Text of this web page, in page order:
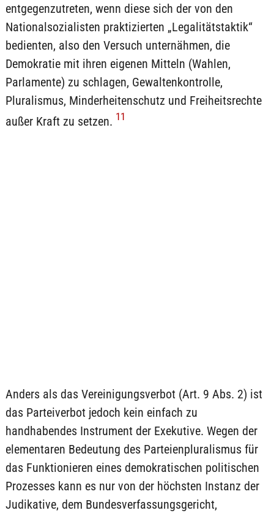
entgegenzutreten, wenn diese sich der von den
Nationalsozialisten praktizierten „Legalitätstaktik“
bedienten, also den Versuch unternähmen, die
Demokratie mit ihren eigenen Mitteln (Wahlen,
Parlamente) zu schlagen, Gewaltenkontrolle,
Pluralismus, Minderheitenschutz und Freiheitsrechte
außer Kraft zu setzen. 11
Anders als das Vereinigungsverbot (Art. 9 Abs. 2) ist
das Parteiverbot jedoch kein einfach zu
handhabendes Instrument der Exekutive. Wegen der
elementaren Bedeutung des Parteienpluralismus für
das Funktionieren eines demokratischen politischen
Prozesses kann es nur von der höchsten Instanz der
Judikative, dem Bundesverfassungsgericht,